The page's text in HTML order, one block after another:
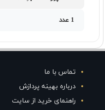
1 عدد
تماس با ما
درباره بهینه پردازش
راهنمای خرید از سایت